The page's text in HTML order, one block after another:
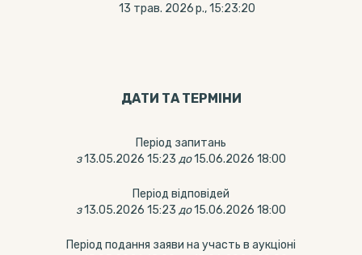
13 трав. 2026 р., 15:23:20
ДАТИ ТА ТЕРМIНИ
Період запитань
з13.05.2026 15:23 до15.06.2026 18:00
Період відповідей
з13.05.2026 15:23 до15.06.2026 18:00
Період подання заяви на участь в аукціоні